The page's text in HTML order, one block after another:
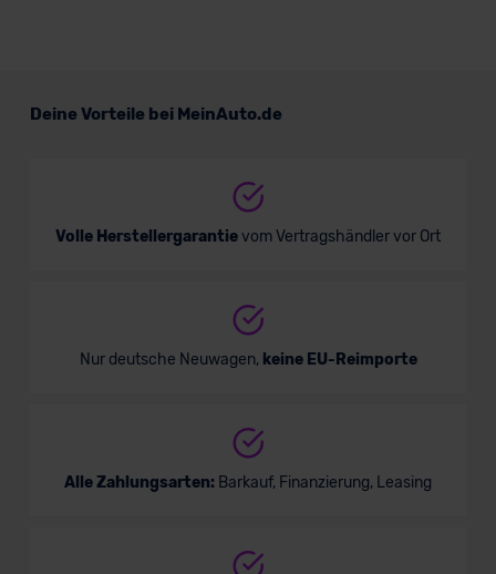
Deine Vorteile bei MeinAuto.de
Volle Herstellergarantievom Vertragshändler vor Ort
Nur deutsche Neuwagen, keine EU-Reimporte
Alle Zahlungsarten: Barkauf, Finanzierung, Leasing